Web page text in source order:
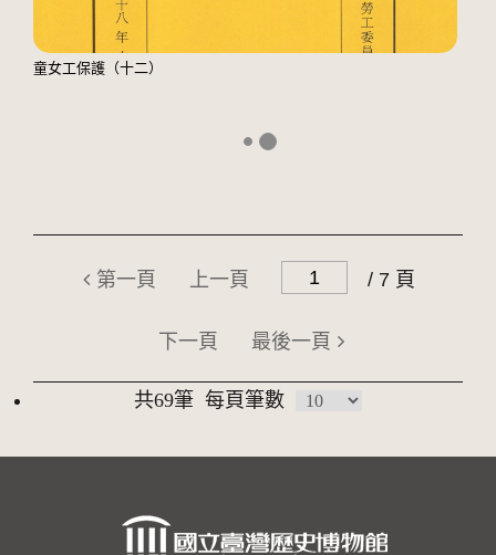
童女工保護（十二）
第一頁 上一頁 / 7 頁
下一頁 最後一頁
共69筆 每頁筆數